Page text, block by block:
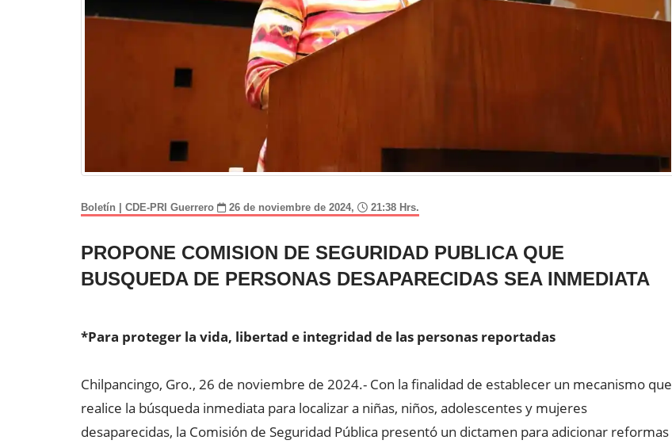
Boletín | CDE-PRI Guerrero 26 de noviembre de 2024, 21:38 Hrs.
PROPONE COMISION DE SEGURIDAD PUBLICA QUE
BUSQUEDA DE PERSONAS DESAPARECIDAS SEA INMEDIATA
*Para proteger la vida, libertad e integridad de las personas reportadas
Chilpancingo, Gro., 26 de noviembre de 2024.- Con la finalidad de establecer un mecanismo que
realice la búsqueda inmediata para localizar a niñas, niños, adolescentes y mujeres
desaparecidas, la Comisión de Seguridad Pública presentó un dictamen para adicionar reformas